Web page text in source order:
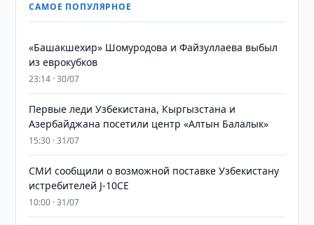
САМОЕ ПОПУЛЯРНОЕ
«Башакшехир» Шомуродова и Файзуллаева выбыл
из еврокубков
23:14 · 30/07
Первые леди Узбекистана, Кыргызстана и
Азербайджана посетили центр «Алтын Балалык»
15:30 · 31/07
СМИ сообщили о возможной поставке Узбекистану
истребителей J-10CE
10:00 · 31/07